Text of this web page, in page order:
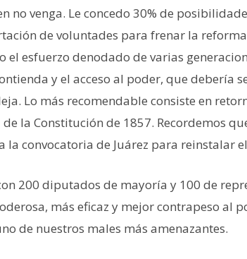
no venga. Le concedo 30% de
de voluntades para frenar la
el esfuerzo denodado de varias
y el acceso al poder, que debería
Lo más recomendable consiste en
la Constitución de 1857. Recordemos
la convocatoria de Juárez para reinstalar
200 diputados de mayoría y 100 de
más eficaz y mejor contrapeso al
de nuestros males más amenazantes.